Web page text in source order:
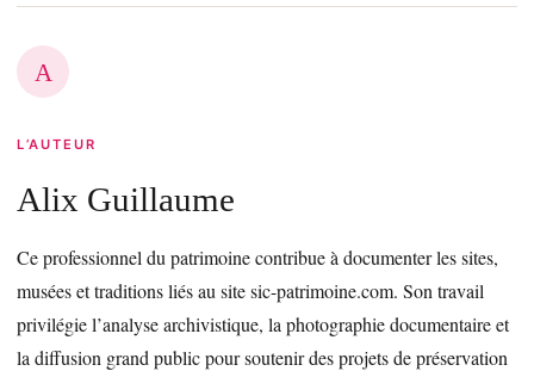
A
L’AUTEUR
Alix Guillaume
Ce professionnel du patrimoine contribue à documenter les sites,
musées et traditions liés au site sic-patrimoine.com. Son travail
privilégie l’analyse archivistique, la photographie documentaire et
la diffusion grand public pour soutenir des projets de préservation